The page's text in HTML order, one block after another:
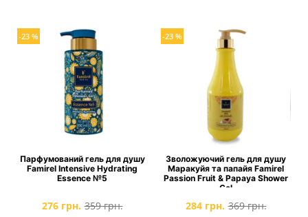
-23 %
Парфумований гель для душу
Famirel Intensive Hydrating
Essence №5
276 грн. 359 грн.
-23 %
Зволожуючий гель для душу
Маракуйя та папайя Famirel
Passion Fruit & Papaya Shower
Gel
284 грн. 369 грн.